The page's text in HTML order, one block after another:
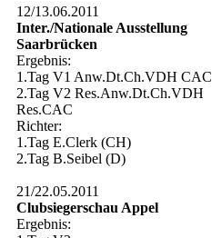
12/13.06.2011
Inter./Nationale Ausstellung
Saarbrücken
Ergebnis:
1.Tag V1 Anw.Dt.Ch.VDH CAC
2.Tag V2 Res.Anw.Dt.Ch.VDH
Res.CAC
Richter:
1.Tag E.Clerk (CH)
2.Tag B.Seibel (D)
21/22.05.2011
Clubsiegerschau Appel
Ergebnis: